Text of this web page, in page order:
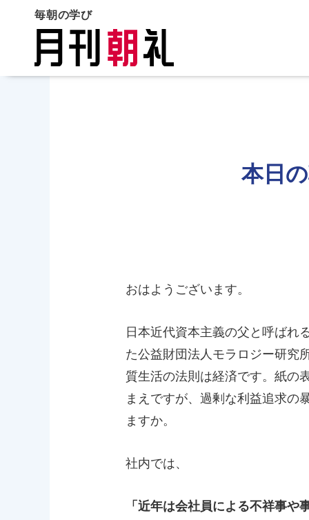
毎朝の学び
本日
おはようございます。
日本近代資本主義の父と呼ばれ
た公益財団法人モラロジー研究
質生活の法則は経済です。紙の
まえですが、過剰な利益追求の
ますか。
社内では、
「近年は会社員による不祥事